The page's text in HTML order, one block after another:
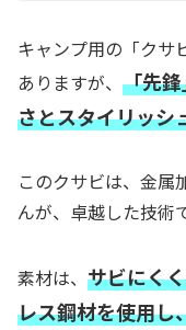
キャンプ用の「クサ
ありますが、 「先
さとスタイリッシ
このクサビは、金属
んが、卓越した技術
素材は、 サビにく
レス鋼材を使用し